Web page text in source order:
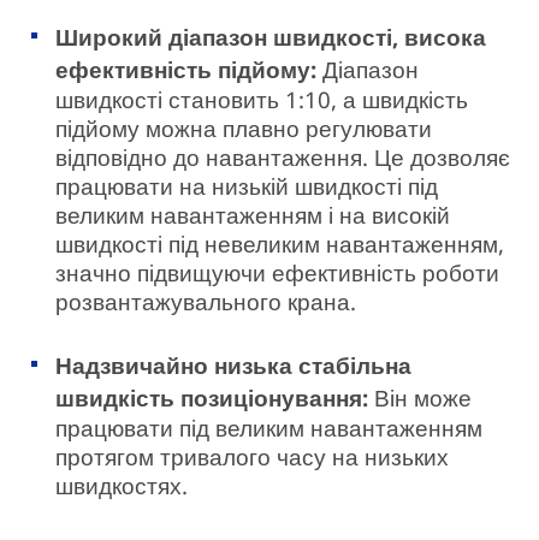
Широкий діапазон швидкості, висока
ефективність підйому:Діапазон
швидкості становить 1:10, а швидкість
підйому можна плавно регулювати
відповідно до навантаження. Це дозволяє
працювати на низькій швидкості під
великим навантаженням і на високій
швидкості під невеликим навантаженням,
значно підвищуючи ефективність роботи
розвантажувального крана.
Надзвичайно низька стабільна
швидкість позиціонування: Він може
працювати під великим навантаженням
протягом тривалого часу на низьких
швидкостях.